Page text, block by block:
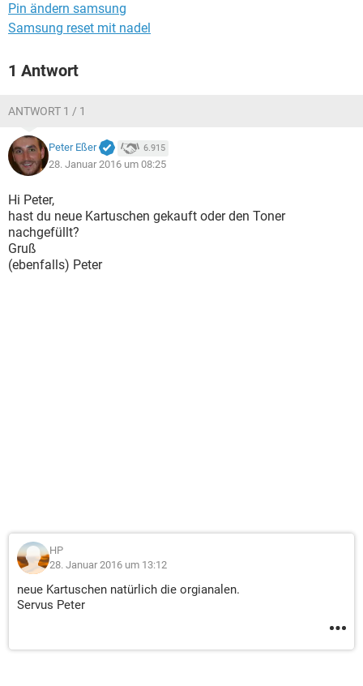
Pin ändern samsung
Samsung reset mit nadel
1 Antwort
ANTWORT 1 / 1
Peter Eßer 6.915
28. Januar 2016 um 08:25
Hi Peter,
hast du neue Kartuschen gekauft oder den Toner
nachgefüllt?
Gruß
(ebenfalls) Peter
HP
28. Januar 2016 um 13:12
neue Kartuschen natürlich die orgianalen.
Servus Peter